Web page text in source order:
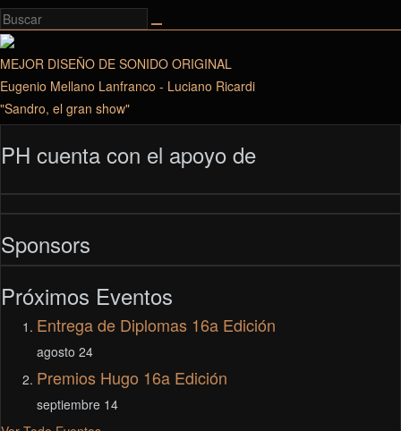
MEJOR DISEÑO DE SONIDO ORIGINAL
Eugenio Mellano Lanfranco - Luciano Ricardi
"Sandro, el gran show"
PH cuenta con el apoyo de
Sponsors
Próximos Eventos
Entrega de Diplomas 16a Edición
agosto 24
Premios Hugo 16a Edición
septiembre 14